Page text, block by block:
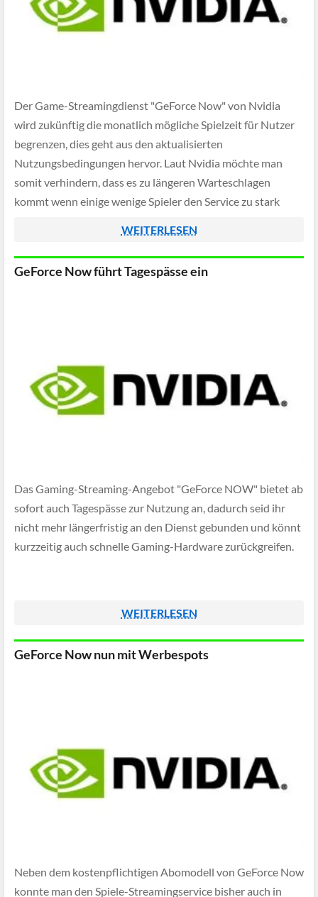
Der Game-Streamingdienst "GeForce Now" von Nvidia
wird zukünftig die monatlich mögliche Spielzeit für Nutzer
begrenzen, dies geht aus den aktualisierten
Nutzungsbedingungen hervor. Laut Nvidia möchte man
somit verhindern, dass es zu längeren Warteschlagen
kommt wenn einige wenige Spieler den Service zu stark
WEITERLESEN
GeForce Now führt Tagespässe ein
Das Gaming-Streaming-Angebot "GeForce NOW" bietet ab
sofort auch Tagespässe zur Nutzung an, dadurch seid ihr
nicht mehr längerfristig an den Dienst gebunden und könnt
kurzzeitig auch schnelle Gaming-Hardware zurückgreifen.
WEITERLESEN
GeForce Now nun mit Werbespots
Neben dem kostenpflichtigen Abomodell von GeForce Now
konnte man den Spiele-Streamingservice bisher auch in